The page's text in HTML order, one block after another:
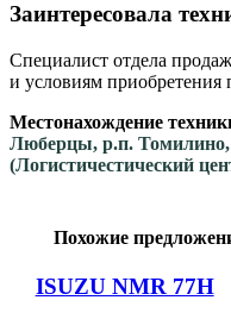
Заинтересовала
Специалист отдела
и условиям приобретения
Местонахождение
Люберцы, р.п. Томилино,
(Логистичестический
Похожие
ISUZU NMR 77H